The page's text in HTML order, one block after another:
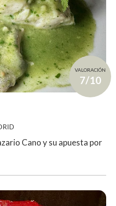
VALORACIÓN
7/10
Cano y su apuesta por